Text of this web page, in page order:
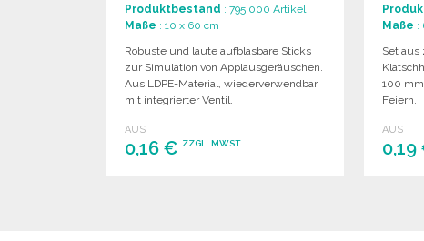
Produktbestand : 795 000 Artikel
Maße : 10 x 60 cm
Robuste und laute aufblasbare Sticks
zur Simulation von Applausgeräuschen.
Aus LDPE-Material, wiederverwendbar
mit integrierter Ventil.
AUS
0,16 € ZZGL. MWST.
Maße :
Set aus
100
Feiern.
AUS
0,19